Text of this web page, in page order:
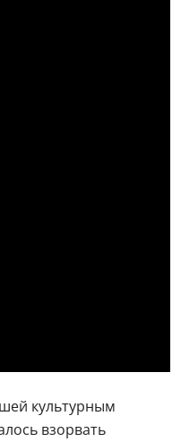
культурным
взорвать